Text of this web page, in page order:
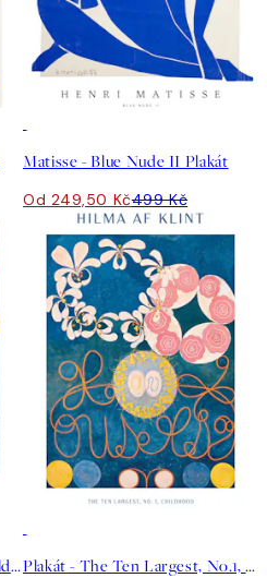
Matisse - Blue Nude II Plakát
Od 249,50 Kč499 Kč
Plakát - The Ten Largest, Childhood, No.2 by Hilma af Klint Plakát - The Ten Largest, No.1, Childhood by Hilma af Klint